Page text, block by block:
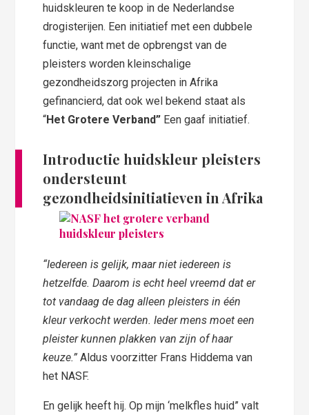
huidskleuren te koop in de Nederlandse
drogisterijen. Een initiatief met een dubbele
functie, want met de opbrengst van de
pleisters worden kleinschalige
gezondheidszorg projecten in Afrika
gefinancierd, dat ook wel bekend staat als
“Het Grotere Verband” Een gaaf initiatief.
Introductie huidskleur pleisters
ondersteunt
gezondheidsinitiatieven in Afrika
“Iedereen is gelijk, maar niet iedereen is
hetzelfde. Daarom is echt heel vreemd dat er
tot vandaag de dag alleen pleisters in één
kleur verkocht werden. Ieder mens moet een
pleister kunnen plakken van zijn of haar
keuze.”Aldus voorzitter Frans Hiddema van
het NASF.
En gelijk heeft hij. Op mijn ‘melkfles huid” valt